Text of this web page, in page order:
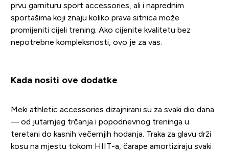
prvu garnituru sport accessories, ali i naprednim
sportašima koji znaju koliko prava sitnica može
promijeniti cijeli trening. Ako cijenite kvalitetu bez
nepotrebne kompleksnosti, ovo je za vas.
Kada nositi ove dodatke
Meki athletic accessories dizajnirani su za svaki dio dana
— od jutarnjeg trčanja i popodnevnog treninga u
teretani do kasnih večernjih hodanja. Traka za glavu drži
kosu na mjestu tokom HIIT-a, čarape amortiziraju svaki